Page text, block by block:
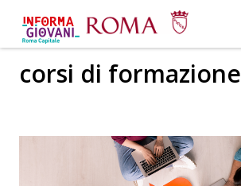
corsi di formazione